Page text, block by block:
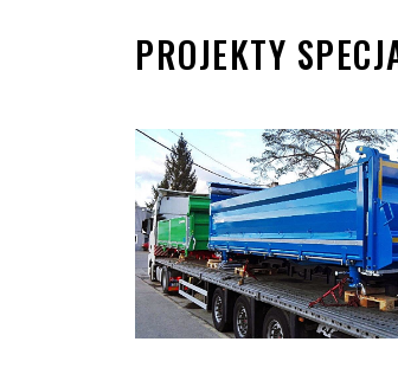
PROJEKTY
SKRZYNIE W